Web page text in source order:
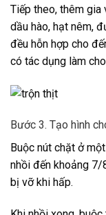
Tiếp theo, thêm gia
dầu hào, hạt nêm,
đều hỗn hợp cho
có tác dụng làm
Bước 3. Tạo hình
Buộc nút chặt ở
nhồi đến khoảng 7/
bị vỡ khi hấp.